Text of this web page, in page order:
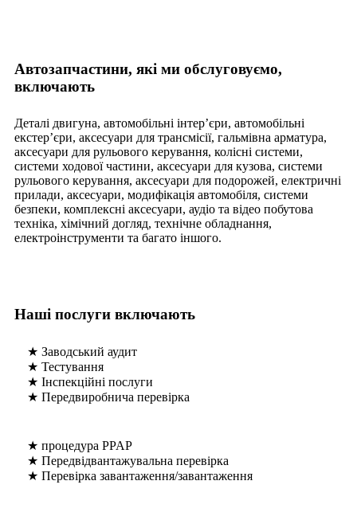
Автозапчастини, які ми обслуговуємо,
включають
Деталі двигуна, автомобільні інтер’єри, автомобільні
екстер’єри, аксесуари для трансмісії, гальмівна арматура,
аксесуари для рульового керування, колісні системи,
системи ходової частини, аксесуари для кузова, системи
рульового керування, аксесуари для подорожей, електричні
прилади, аксесуари, модифікація автомобіля, системи
безпеки, комплексні аксесуари, аудіо та відео побутова
техніка, хімічний догляд, технічне обладнання,
електроінструменти та багато іншого.
Наші послуги включають
★ Заводський аудит
★ Тестування
★ Інспекційні послуги
★ Передвиробнича перевірка
★ процедура PPAP
★ Передвідвантажувальна перевірка
★ Перевірка завантаження/завантаження